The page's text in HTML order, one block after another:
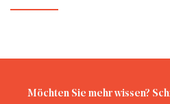
Möchten Sie mehr wissen?